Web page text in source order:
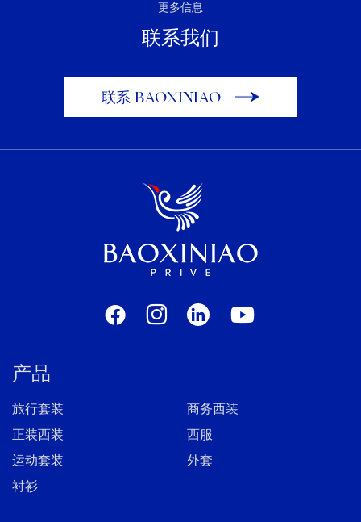
更多信息
联系我们
联系 BAOXINIAO
产品
旅行套装
商务西装
正装西装
西服
运动套装
外套
衬衫